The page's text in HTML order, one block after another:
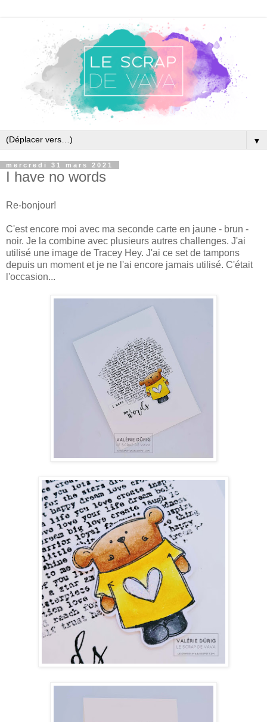
▼
mercredi 31 mars 2021
I have no words
Re-bonjour!
C'est encore moi avec ma seconde carte en jaune - brun -
noir. Je la combine avec plusieurs autres challenges. J'ai
utilisé une image de Tracey Hey. J'ai ce set de tampons
depuis un moment et je ne l'ai encore jamais utilisé. C'était
l'occasion...